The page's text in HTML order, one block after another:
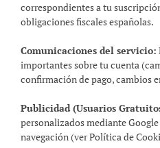
correspondientes a tu
obligaciones fiscales españolas.
Comunicaciones del servicio:
importantes sobre tu cuenta
confirmación de pago, cambios
Publicidad (Usuarios
personalizados mediante
navegación (ver Política de